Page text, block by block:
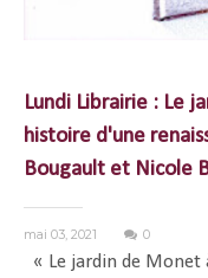
Lundi Librairie : Le
histoire d'une
Bougault et Nicole
mai 03, 2021 0
« Le jardin de Monet